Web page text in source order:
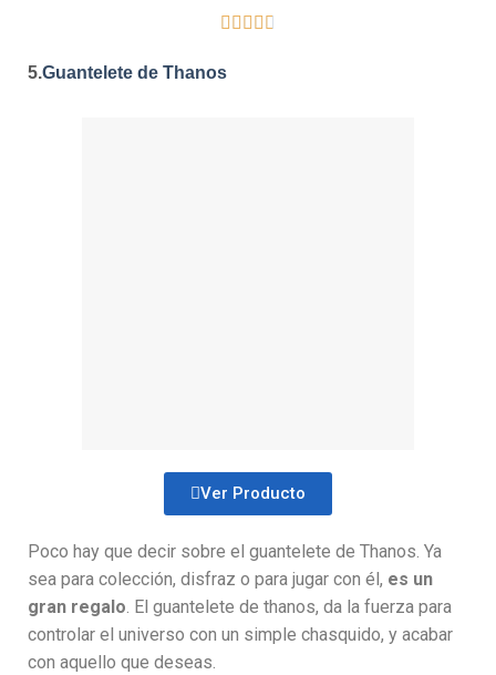
    
5.Guantelete de Thanos
Ver Producto
Poco hay que decir sobre el guantelete de Thanos. Ya
sea para colección, disfraz o para jugar con él, es un
gran regalo. El guantelete de thanos, da la fuerza para
controlar el universo con un simple chasquido, y acabar
con aquello que deseas.